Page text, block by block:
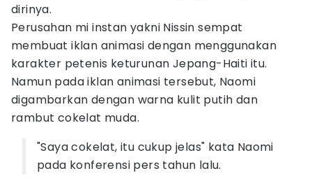
dirinya.
Perusahan mi instan yakni Nissin sempat
membuat iklan animasi dengan menggunakan
karakter petenis keturunan Jepang-Haiti itu.
Namun pada iklan animasi tersebut, Naomi
digambarkan dengan warna kulit putih dan
rambut cokelat muda.
"Saya cokelat, itu cukup jelas" kata Naomi
pada konferensi pers tahun lalu.